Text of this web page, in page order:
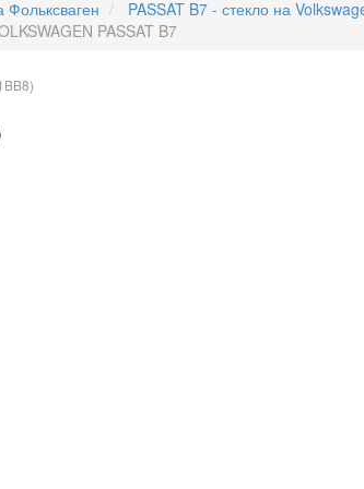
Фольксваген
PASSAT B7 - стекло на
PASSAT B7
)